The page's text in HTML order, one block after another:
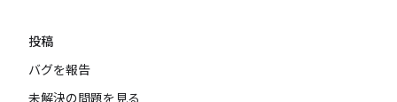
投稿
バグを報告
未解決の問題を見る